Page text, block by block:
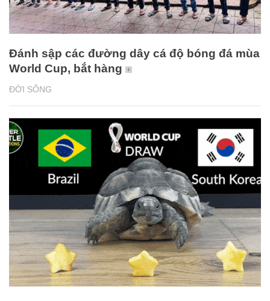
ĐỜI SỐNG
Đánh sập các đường dây cá độ bóng đá mùa
World Cup, bắt hàng